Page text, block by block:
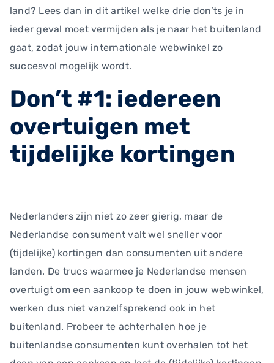
land? Lees dan in dit artikel welke drie don’ts je in
ieder geval moet vermijden als je naar het buitenland
gaat, zodat jouw internationale webwinkel zo
succesvol mogelijk wordt.
Don’t #1: iedereen
overtuigen met
tijdelijke kortingen
Nederlanders zijn niet zo zeer gierig, maar de
Nederlandse consument valt wel sneller voor
(tijdelijke) kortingen dan consumenten uit andere
landen. De trucs waarmee je Nederlandse mensen
overtuigt om een aankoop te doen in jouw webwinkel,
werken dus niet vanzelfsprekend ook in het
buitenland. Probeer te achterhalen hoe je
buitenlandse consumenten kunt overhalen tot het